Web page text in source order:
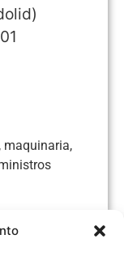
maquinaria,